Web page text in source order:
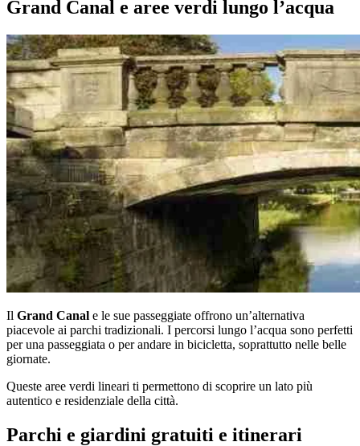
Grand Canal e aree verdi lungo l’acqua
Il Grand Canal e le sue passeggiate offrono un’alternativa
piacevole ai parchi tradizionali. I percorsi lungo l’acqua sono perfetti
per una passeggiata o per andare in bicicletta, soprattutto nelle belle
giornate.
Queste aree verdi lineari ti permettono di scoprire un lato più
autentico e residenziale della città.
Parchi e giardini gratuiti e itinerari